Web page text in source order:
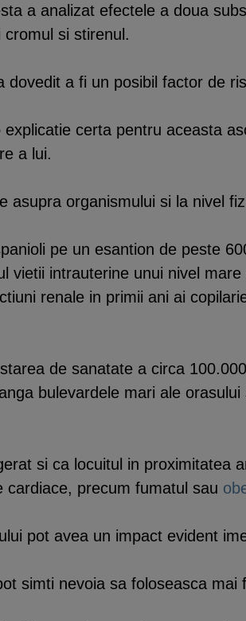
a analizat efectele a doua
si stirenul.
dovedit a fi un posibil factor de
certa pentru aceasta
a lui.
asupra organismului si la nivel
pe un esantion de peste
vietii intrauterine unui nivel
renale in primii ani ai
de sanatate a circa
bulevardele mari ale
si ca locuitul in proximitatea
cardiace, precum fumatul sau
pot avea un impact evident
simti nevoia sa foloseasca